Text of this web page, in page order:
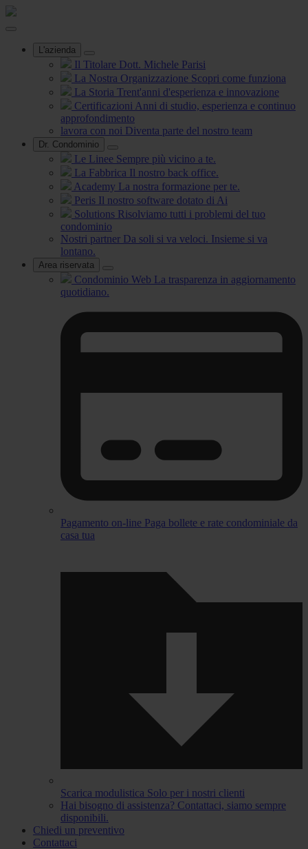
L'azienda
Il Titolare Dott. Michele Parisi
La Nostra Organizzazione Scopri come funziona
La Storia Trent'anni d'esperienza e innovazione
Certificazioni Anni di studio, esperienza e continuo
approfondimento
lavora con noi Diventa parte del nostro team
Dr. Condominio
Le Linee Sempre più vicino a te.
La Fabbrica Il nostro back office.
Academy La nostra formazione per te.
Peris Il nostro software dotato di Ai
Solutions Risolviamo tutti i problemi del tuo
condominio
Nostri partner Da soli si va veloci. Insieme si va
lontano.
Area riservata
Condominio Web La trasparenza in aggiornamento
quotidiano.
Pagamento on-line Paga bollete e rate condominiale da
casa tua
Scarica modulistica Solo per i nostri clienti
Hai bisogno di assistenza? Contattaci, siamo sempre
disponibili.
Chiedi un preventivo
Contattaci